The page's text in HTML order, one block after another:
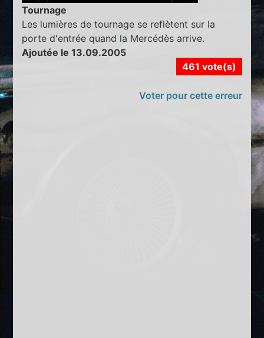
Tournage
Les lumières de tournage se reflètent sur la
porte d'entrée quand la Mercédès arrive.
Ajoutée le 13.09.2005
461 vote(s)
Voter pour cette erreur